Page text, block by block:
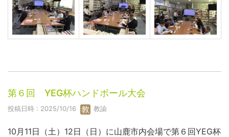
第６回 YEG杯ハンドボール大会
投稿日時 : 2025/10/16 教諭
10月11日（土）12日（日）に山鹿市内会場で第６回YEG杯